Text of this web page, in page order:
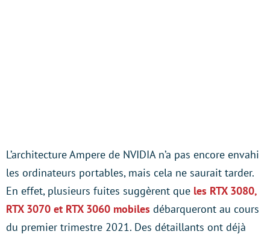
L’architecture Ampere de NVIDIA n’a pas encore envahi
les ordinateurs portables, mais cela ne saurait tarder.
En effet, plusieurs fuites suggèrent que les RTX 3080,
RTX 3070 et RTX 3060 mobiles débarqueront au cours
du premier trimestre 2021. Des détaillants ont déjà